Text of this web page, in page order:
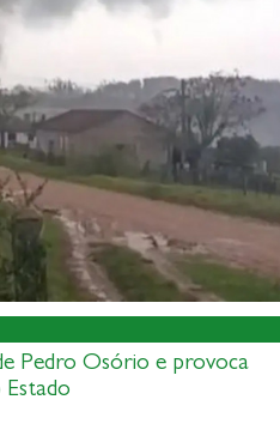
Pedro Osório e provoca